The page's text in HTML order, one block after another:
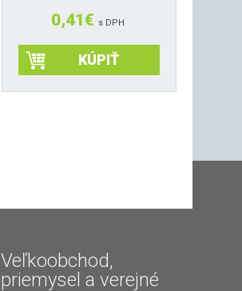
0,41€ s DPH
KÚPIŤ
Veľkoobchod,
priemysel a verejné